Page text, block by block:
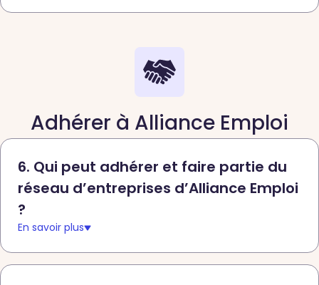
Adhérer à Alliance Emploi
6. Qui peut adhérer et faire partie du
réseau d’entreprises d’Alliance Emploi
?
En savoir plus